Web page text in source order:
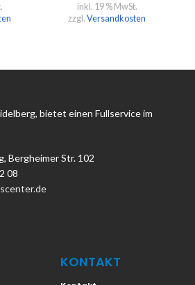
inkl. 19 % MwSt.
zzgl. Versandkosten
bietet einen Fullservice im
Bergheimer Str. 102
08
KONTAKT